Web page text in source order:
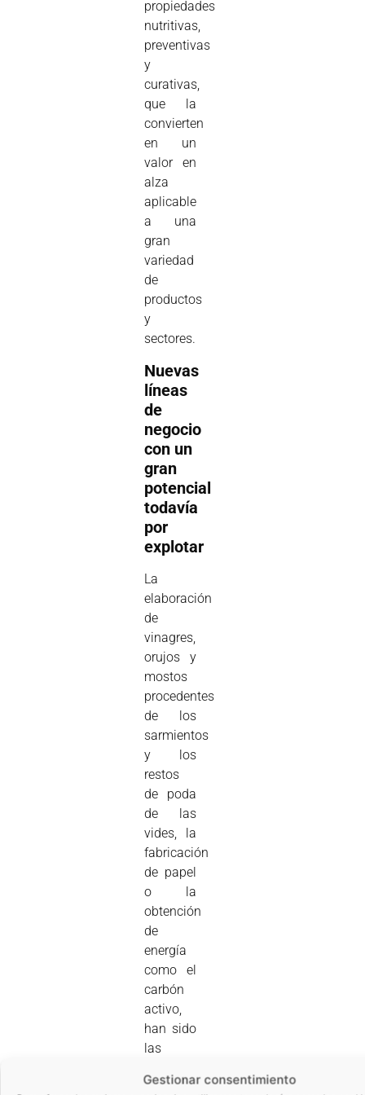
Gestionar consentimiento
propiedades
nutritivas,
preventivas
y
curativas,
que la
convierten
en un
valor en
alza
aplicable
a una
gran
variedad
de
productos
y
sectores.
Nuevas
líneas
de
negocio
con un
gran
potencial
todavía
por
explotar
La
elaboración
de
vinagres,
orujos y
mostos
procedentes
de los
sarmientos
y los
restos
de poda
de las
vides, la
fabricación
de papel
o la
obtención
de
energía
como el
carbón
activo,
han sido
las
tradicionales